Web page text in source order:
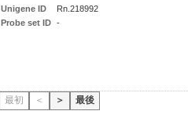
Unigene ID
Rn.218992
Probe set ID -
最初 ＜ ＞ 最後